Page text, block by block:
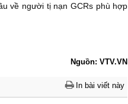
về người tị nạnGCRs phù hợp
Nguồn: VTV.VN
In bài viết này